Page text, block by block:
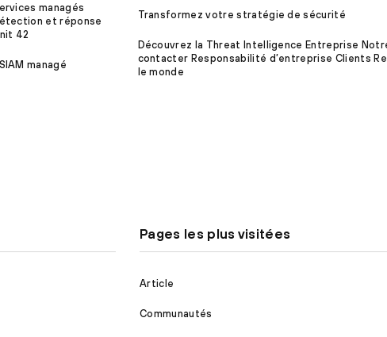
managés
et réponse
42
managé
Transformez votre stratégie de sécurité
Découvrez la Threat Intelligence Entreprise
contacter Responsabilité d’entreprise Clients
le monde
Pages les plus visitées
Article
Communautés